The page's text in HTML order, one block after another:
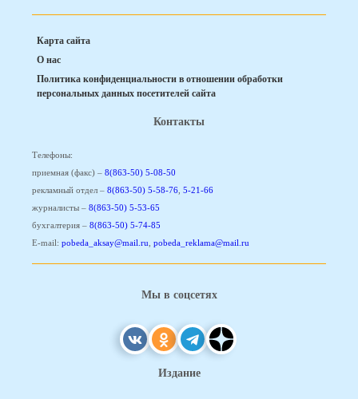
Карта сайта
О нас
Политика конфиденциальности в отношении обработки
персональных данных посетителей сайта
Контакты
Телефоны:
приемная (факс) – 8(863-50) 5-08-50
рекламный отдел – 8(863-50) 5-58-76, 5-21-66
журналисты – 8(863-50) 5-53-65
бухгалтерия – 8(863-50) 5-74-85
E-mail: pobeda_aksay@mail.ru, pobeda_reklama@mail.ru
Мы в соцсетях
Издание